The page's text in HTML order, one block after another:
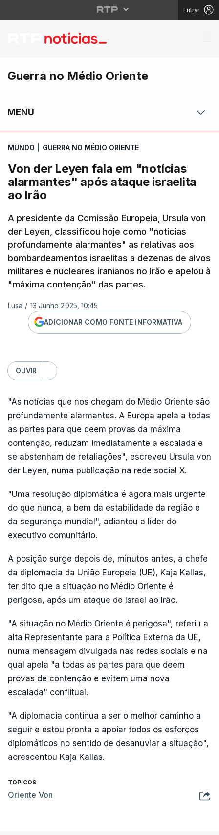
Entrar
Von der Leyen fala
Guerra no Médio Oriente
MENU
MUNDO GUERRA NO MÉDIO ORIENTE
Von der Leyen fala em "notícias
alarmantes" após ataque israelita
ao Irão
A presidente da Comissão Europeia, Ursula von
der Leyen, classificou hoje como "notícias
profundamente alarmantes" as relativas aos
bombardeamentos israelitas a dezenas de alvos
militares e nucleares iranianos no Irão e apelou à
"máxima contenção" das partes.
Lusa / 13 Junho 2025, 10:45
ADICIONAR COMO FONTE INFORMATIVA
OUVIR
"As notícias que nos chegam do Médio Oriente são
profundamente alarmantes. A Europa apela a todas
as partes para que deem provas da máxima
contenção, reduzam imediatamente a escalada e
se abstenham de retaliações", escreveu Ursula von
der Leyen, numa publicação na rede social X.
"Uma resolução diplomática é agora mais urgente
do que nunca, a bem da estabilidade da região e
da segurança mundial", adiantou a líder do
executivo comunitário.
A posição surge depois de, minutos antes, a chefe
da diplomacia da União Europeia (UE), Kaja Kallas,
ter dito que a situação no Médio Oriente é
perigosa, após um ataque de Israel ao Irão.
"A situação no Médio Oriente é perigosa", referiu a
alta Representante para a Política Externa da UE,
numa mensagem divulgada nas redes sociais e na
qual apela "a todas as partes para que deem
provas de contenção e evitem uma nova
escalada" conflitual.
"A diplomacia continua a ser o melhor caminho a
seguir e estou pronta a apoiar todos os esforços
diplomáticos no sentido de desanuviar a situação",
acrescentou Kaja Kallas.
TÓPICOS
Oriente Von